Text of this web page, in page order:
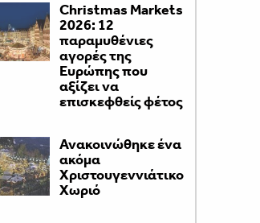
Christmas Markets
2026: 12
παραμυθένιες
αγορές της
Ευρώπης που
αξίζει να
επισκεφθείς φέτος
Ανακοινώθηκε ένα
ακόμα
Χριστουγεννιάτικο
Χωριό